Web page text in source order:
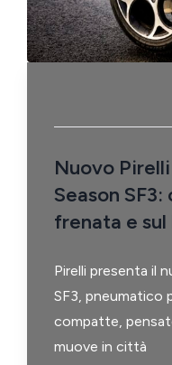
Nuovo
Season
frenata e
Pirelli presenta il
SF3, pneumatico
compatte,
muove in città